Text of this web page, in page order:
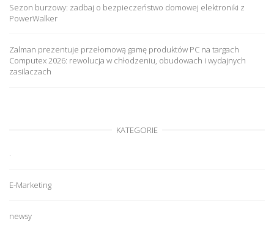
Sezon burzowy: zadbaj o bezpieczeństwo domowej elektroniki z
PowerWalker
Zalman prezentuje przełomową gamę produktów PC na targach
Computex 2026: rewolucja w chłodzeniu, obudowach i wydajnych
zasilaczach
KATEGORIE
.
E-Marketing
newsy